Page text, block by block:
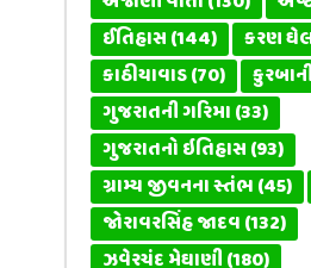
ઈતિહાસ(144) કરણ
કાઠીયાવાડ(70)
ગુજરાતની ગરિમા(33)
ગુજરાતનો ઇતિહાસ(93)
ગ્રામ્ય જીવનના સ્તંભ(45)
જોરાવરસિંહ જાદવ(132)
ઝવેરચંદ મેઘાણી(180)